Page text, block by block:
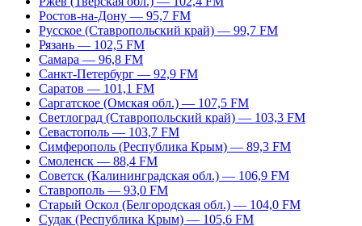
Ростов-на-Дону — 95,7 FM
Русское (Ставропольский край) — 99,7 FM
Рязань — 102,5 FM
Самара — 96,8 FM
Санкт-Петербург — 92,9 FM
Саратов — 101,1 FM
Саргатское (Омская обл.) — 107,5 FM
Светлоград (Ставропольский край) — 103,3 FM
Севастополь — 103,7 FM
Симферополь (Республика Крым) — 89,3 FM
Смоленск — 88,4 FM
Советск (Калининградская обл.) — 106,9 FM
Ставрополь — 93,0 FM
Старый Оскол (Белгородская обл.) — 104,0 FM
Судак (Республика Крым) — 105,6 FM